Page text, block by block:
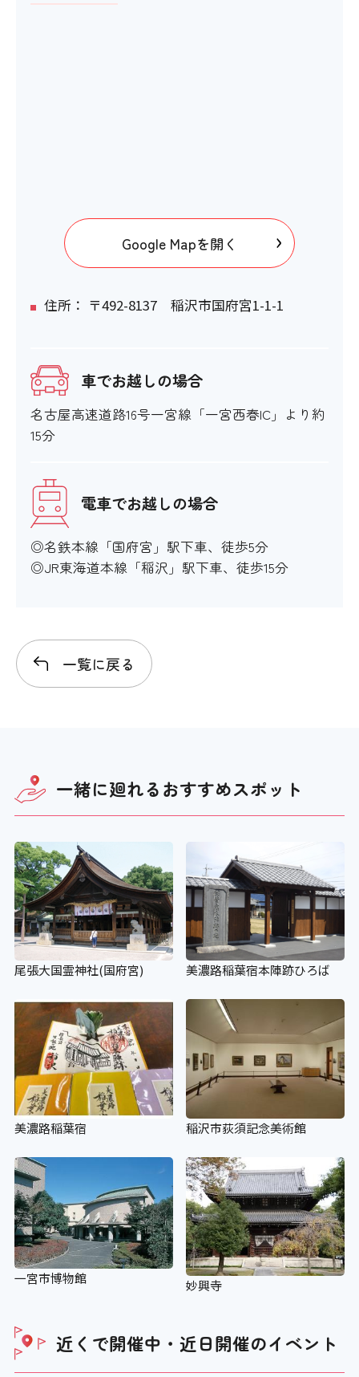
Google Mapを開く
住所： 〒492-8137 稲沢市国府宮1-1-1
車でお越しの場合
名古屋高速道路16号一宮線「一宮西春IC」より約
15分
電車でお越しの場合
◎名鉄本線「国府宮」駅下車、徒歩5分
◎JR東海道本線「稲沢」駅下車、徒歩15分
一覧に戻る
一緒に廻れるおすすめスポット
尾張大国霊神社(国府宮) 美濃路稲葉宿本陣跡ひろば
美濃路稲葉宿 稲沢市荻須記念美術館
一宮市博物館 妙興寺
近くで開催中・近日開催のイベント